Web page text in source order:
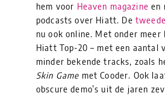
hem voor Heaven magazine en
podcasts over Hiatt. De
nu ook online. Met onder meer
Hiatt Top-20 – met een aantal
minder bekende tracks, zoals
Skin Game met Cooder. Ook
obscure demo’s uit de jaren